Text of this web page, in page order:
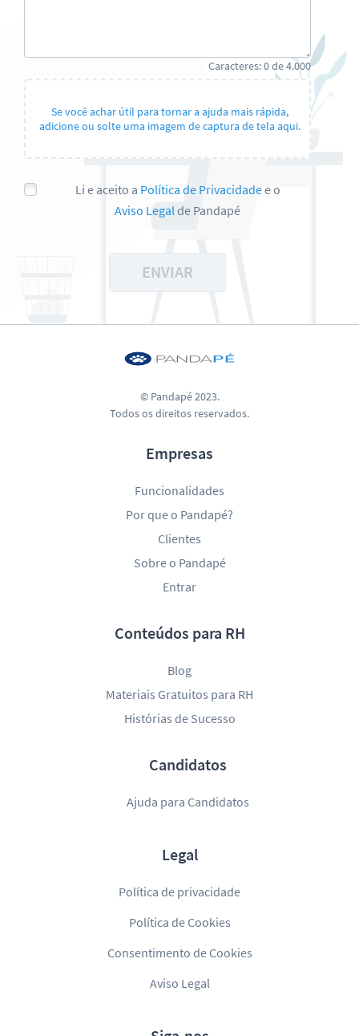
Caracteres:0de4.000
Se você achar útil para tornar a ajuda mais rápida,
adicione ou solte uma imagem de captura de tela aqui.
Li e aceito a Política de Privacidadee o
Aviso Legalde Pandapé
ENVIAR
© Pandapé 2023.
Todos os direitos reservados.
Empresas
Funcionalidades
Por que o Pandapé?
Clientes
Sobre o Pandapé
Entrar
Conteúdos para RH
Blog
Materiais Gratuitos para RH
Histórias de Sucesso
Candidatos
Ajuda para Candidatos
Legal
Política de privacidade
Política de Cookies
Consentimento de Cookies
Aviso Legal